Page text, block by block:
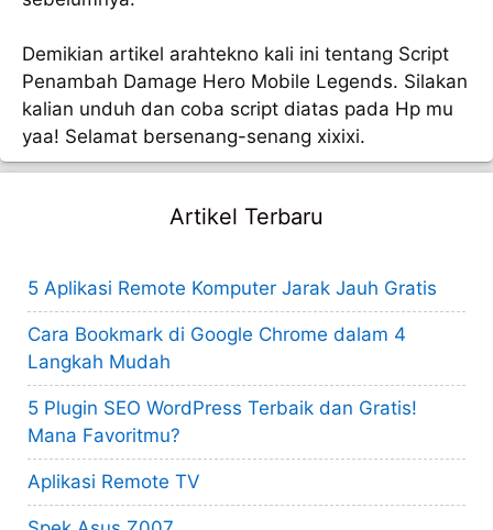
Demikian artikel arahtekno kali ini tentang Script
Penambah Damage Hero Mobile Legends. Silakan
kalian unduh dan coba script diatas pada Hp mu
yaa! Selamat bersenang-senang xixixi.
Artikel Terbaru
5 Aplikasi Remote Komputer Jarak Jauh Gratis
Cara Bookmark di Google Chrome dalam 4
Langkah Mudah
5 Plugin SEO WordPress Terbaik dan Gratis!
Mana Favoritmu?
Aplikasi Remote TV